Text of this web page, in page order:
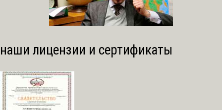
наши лицензии и сертификаты